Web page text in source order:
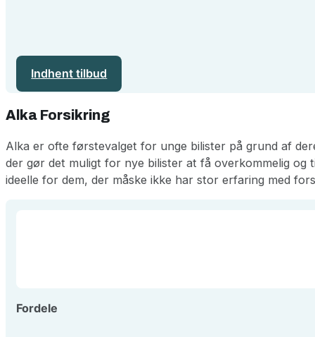
Indhent tilbud
Alka Forsikring
Alka er ofte førstevalget for unge bilister på grund af
der gør det muligt for nye bilister at få overkommelig
ideelle for dem, der måske ikke har stor erfaring med
Fordele